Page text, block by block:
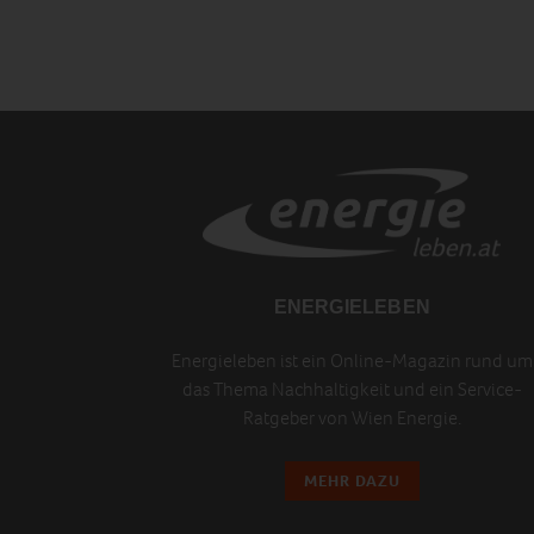
ENERGIELEBEN
Energieleben ist ein Online-Magazin rund um
das Thema Nachhaltigkeit und ein Service-
Ratgeber von Wien Energie.
MEHR DAZU